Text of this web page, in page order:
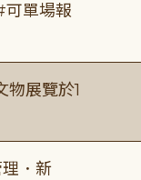
可單場報
展覽於1
．新